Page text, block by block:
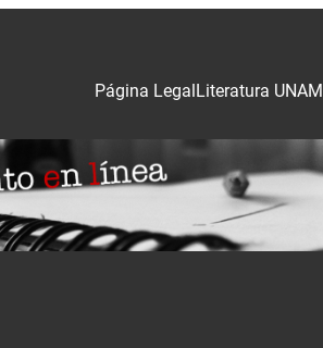
Literatura UNAM
Página Legal